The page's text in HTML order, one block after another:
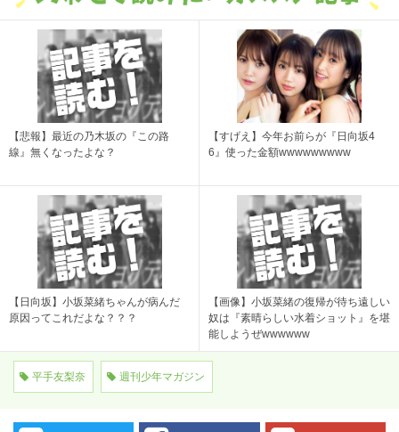
【悲報】最近の乃木坂の『この路
線』無くなったよな？
【すげえ】今年お前らが『日向坂4
6』使った金額wwwwwwwww
【日向坂】小坂菜緒ちゃんが病んだ
原因ってこれだよな？？？
【画像】小坂菜緒の復帰が待ち遠しい
奴は『素晴らしい水着ショット』を堪
能しようぜwwwwww
平手友梨奈 週刊少年マガジン